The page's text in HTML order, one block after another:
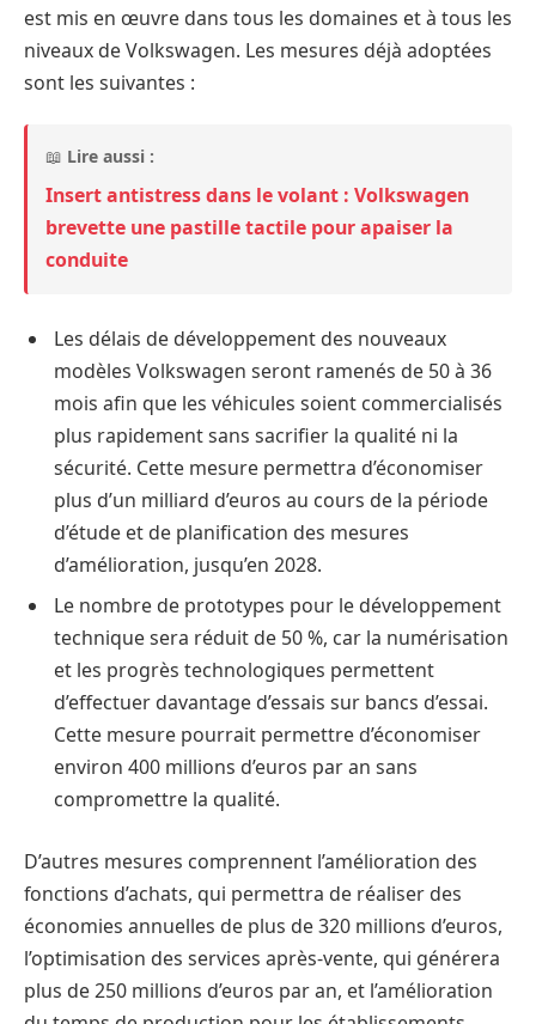
est mis en œuvre dans tous les domaines et à tous les
niveaux de Volkswagen. Les mesures déjà adoptées
sont les suivantes :
📖 Lire aussi :
Insert antistress dans le volant : Volkswagen
brevette une pastille tactile pour apaiser la
conduite
Les délais de développement des nouveaux
modèles Volkswagen seront ramenés de 50 à 36
mois afin que les véhicules soient commercialisés
plus rapidement sans sacrifier la qualité ni la
sécurité. Cette mesure permettra d’économiser
plus d’un milliard d’euros au cours de la période
d’étude et de planification des mesures
d’amélioration, jusqu’en 2028.
Le nombre de prototypes pour le développement
technique sera réduit de 50 %, car la numérisation
et les progrès technologiques permettent
d’effectuer davantage d’essais sur bancs d’essai.
Cette mesure pourrait permettre d’économiser
environ 400 millions d’euros par an sans
compromettre la qualité.
D’autres mesures comprennent l’amélioration des
fonctions d’achats, qui permettra de réaliser des
économies annuelles de plus de 320 millions d’euros,
l’optimisation des services après-vente, qui générera
plus de 250 millions d’euros par an, et l’amélioration